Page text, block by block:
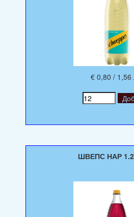
€ 0,80 / 1,56
ШВЕПС НАР